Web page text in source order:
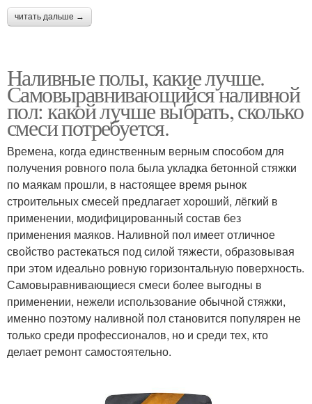
читать дальше →
Наливные полы, какие лучше.
Самовыравнивающийся наливной
пол: какой лучше выбрать, сколько
смеси потребуется.
Времена, когда единственным верным способом для
получения ровного пола была укладка бетонной стяжки
по маякам прошли, в настоящее время рынок
строительных смесей предлагает хороший, лёгкий в
применении, модифицированный состав без
применения маяков. Наливной пол имеет отличное
свойство растекаться под силой тяжести, образовывая
при этом идеально ровную горизонтальную поверхность.
Самовыравнивающиеся смеси более выгодны в
применении, нежели использование обычной стяжки,
именно поэтому наливной пол становится популярен не
только среди профессионалов, но и среди тех, кто
делает ремонт самостоятельно.